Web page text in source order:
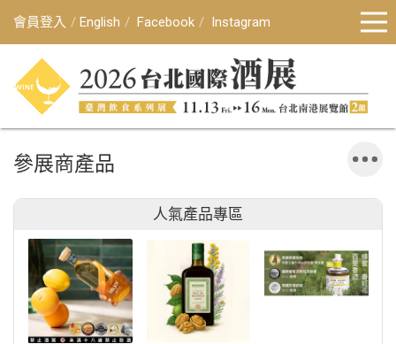
會員登入 English Facebook Instagram
參展商產品
人氣產品專區